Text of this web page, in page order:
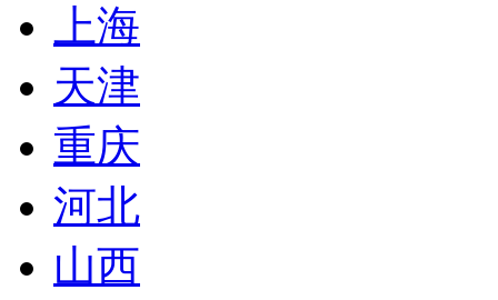
上海
天津
重庆
河北
山西